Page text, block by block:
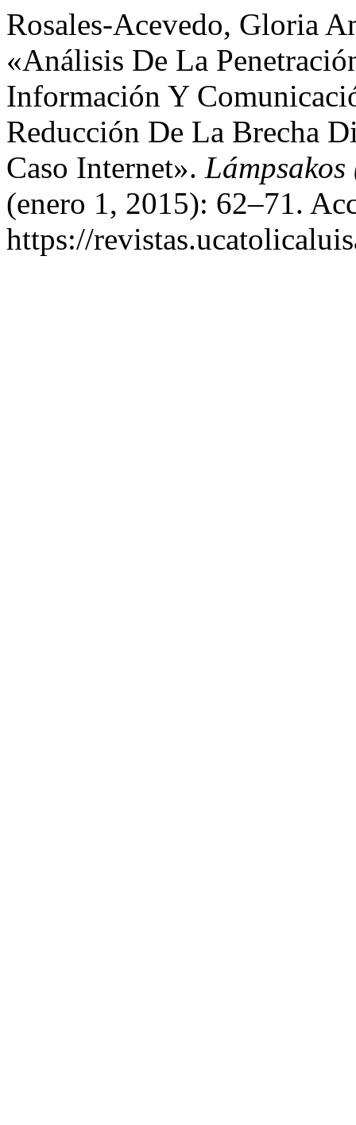
Rosales-Acevedo, Gloria
«Análisis De La
Información Y
Reducción De La Brecha
Caso Internet».
(enero 1, 2015): 62–71.
https://